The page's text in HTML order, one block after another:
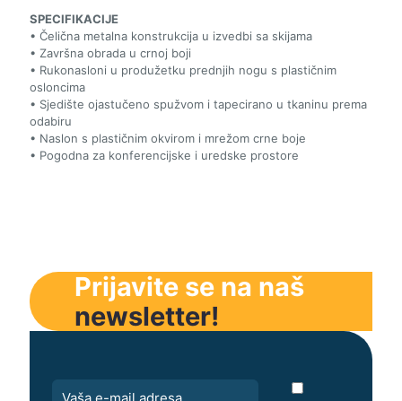
SPECIFIKACIJE
• Čelična metalna konstrukcija u izvedbi sa skijama
• Završna obrada u crnoj boji
• Rukonasloni u produžetku prednjih nogu s plastičnim
osloncima
• Sjedište ojastučeno spužvom i tapecirano u tkaninu prema
odabiru
• Naslon s plastičnim okvirom i mrežom crne boje
• Pogodna za konferencijske i uredske prostore
Prijavite se na naš
newsletter!